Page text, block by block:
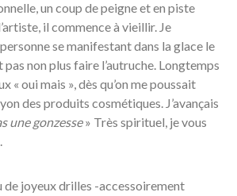
un coup de peigne et en piste
il commence à vieillir. Je
se manifestant dans la glace le
non plus faire l’autruche. Longtemps
« oui mais », dès qu’on me poussait
des produits cosmétiques. J’avançais
une gonzesse» Très spirituel, je vous
de joyeux drilles -accessoirement